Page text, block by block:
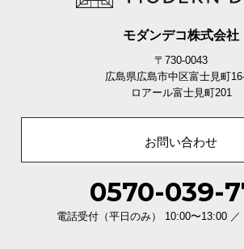
モダンデコ株式会社
〒730-0043
広島県広島市中区富士見町
ロアール富士見町201
お問い合わせ
0570-039-
電話受付（平日のみ） 10:00〜13:00 ／